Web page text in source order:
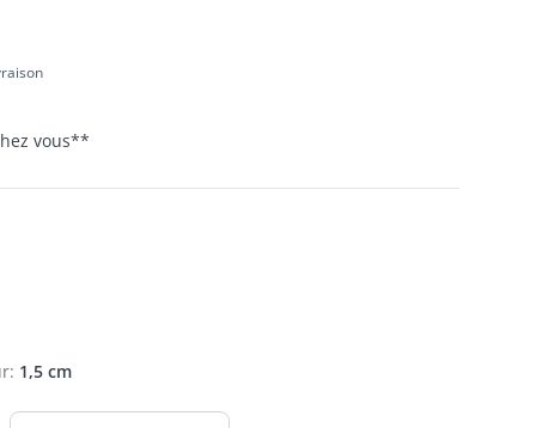
vous**
: 1,5 cm